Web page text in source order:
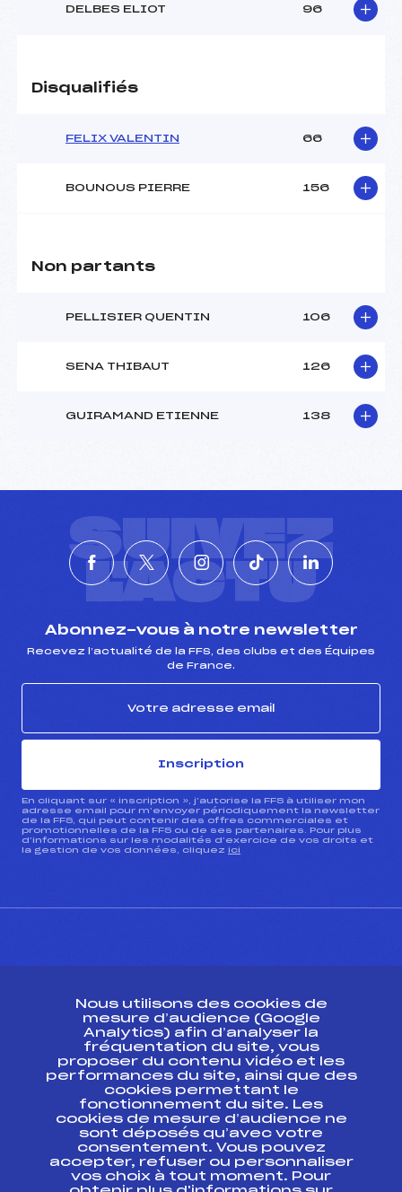
DELBES ELIOT 96
Disqualifiés
FELIX VALENTIN 66
BOUNOUS PIERRE 156
Non partants
PELLISIER QUENTIN 106
SENA THIBAUT 126
GUIRAMAND ETIENNE 138
SUIVEZ
L'ACTU
Abonnez-vous à notre newsletter
Recevez l’actualité de la FFS, des clubs et des Équipes
de France.
Inscription
En cliquant sur « inscription », j’autorise la FFS à utiliser mon
adresse email pour m’envoyer périodiquement la newsletter
de la FFS, qui peut contenir des offres commerciales et
promotionnelles de la FFS ou de ses partenaires. Pour plus
d’informations sur les modalités d’exercice de vos droits et
la gestion de vos données, cliquez ici
Ressources
Pass’Neige
Projet sportif fédéral
Projet de performance fédéral
Antidopage
Pôle Développement, Formation, Suivi
Scientifique
Listes ministérielles
Nous utilisons des cookies de
mesure d’audience (Google
Analytics) afin d’analyser la
fréquentation du site, vous
proposer du contenu vidéo et les
performances du site, ainsi que des
cookies permettant le
fonctionnement du site. Les
cookies de mesure d’audience ne
sont déposés qu’avec votre
consentement. Vous pouvez
accepter, refuser ou personnaliser
vos choix à tout moment. Pour